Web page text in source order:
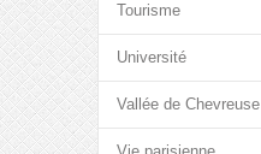
Tourisme
Université
Vallée de Chevreuse